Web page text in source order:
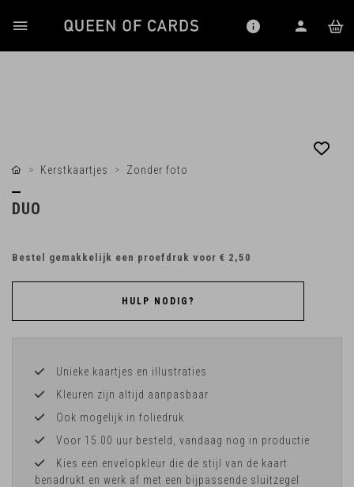
Kerstkaartjes Zonder foto
DUO
Bestel gemakkelijk een proefdruk voor € 2,50
HULP NODIG?
Unieke kaartjes en illustraties
Kleuren zijn altijd aanpasbaar
Ook mogelijk in foliedruk
Voor 15.00 uur besteld, vandaag nog in productie
Kies een envelopkleur die de stijl van de kaart
benadrukt en werk af met een bijpassende sluitzegel